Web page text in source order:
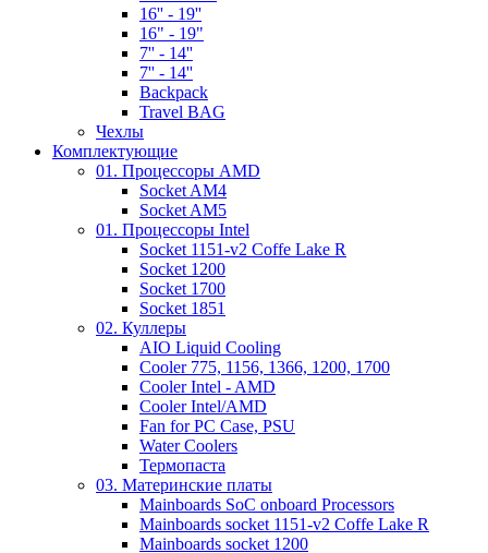
16'' - 19''
16" - 19"
7'' - 14''
7'' - 14''
Backpack
Travel BAG
Чехлы
Комплектующие
01. Процессоры AMD
Socket AM4
Socket AM5
01. Процессоры Intel
Socket 1151-v2 Coffe Lake R
Socket 1200
Socket 1700
Socket 1851
02. Куллеры
AIO Liquid Cooling
Cooler 775, 1156, 1366, 1200, 1700
Cooler Intel - AMD
Cooler Intel/AMD
Fan for PC Case, PSU
Water Coolers
Термопаста
03. Материнские платы
Mainboards SoC onboard Processors
Mainboards socket 1151-v2 Coffe Lake R
Mainboards socket 1200